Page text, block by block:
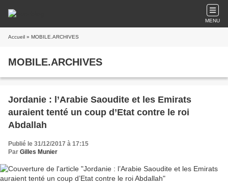
MENU
Accueil » MOBILE.ARCHIVES
MOBILE.ARCHIVES
Jordanie : l’Arabie Saoudite et les Emirats
auraient tenté un coup d’Etat contre le roi
Abdallah
Publié le 31/12/2017 à 17:15
Par Gilles Munier